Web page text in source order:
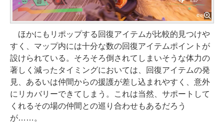
ほかにもリポップする回復アイテムが比較的見つけや
すく、マップ内には十分な数の回復アイテムポイントが
設けられている。そろそろ倒されてしまいそうな体力の
著しく減ったタイミングにおいては、回復アイテムの発
見、あるいは仲間からの援護が差し込まれやすく、意外
にリカバリーできてしまう。これは当然、サポートして
くれるその場の仲間との巡り合わせもあるだろう
が……。